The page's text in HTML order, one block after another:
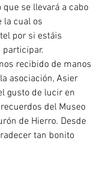
se llevará a cabo
la cual os
por si estáis
recibido de manos
asociación, Asier
gusto de lucir en
del Museo
de Hierro. Desde
tan bonito